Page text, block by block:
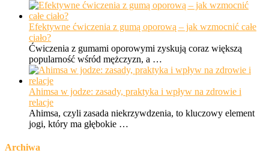
Efektywne ćwiczenia z gumą oporową – jak wzmocnić całe
ciało?
Ćwiczenia z gumami oporowymi zyskują coraz większą
popularność wśród mężczyzn, a …
Ahimsa w jodze: zasady, praktyka i wpływ na zdrowie i
relacje
Ahimsa, czyli zasada niekrzywdzenia, to kluczowy element
jogi, który ma głębokie …
Archiwa